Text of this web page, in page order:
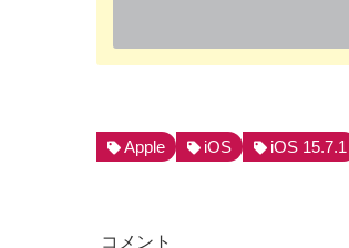
Apple iOS iOS 15.7.1